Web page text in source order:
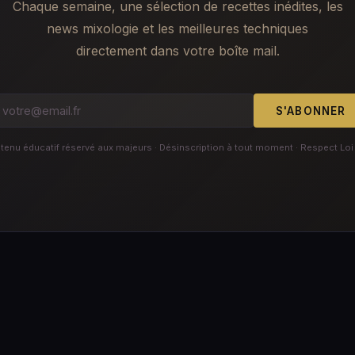
Chaque semaine, une sélection de recettes inédites, les
news mixologie et les meilleures techniques
directement dans votre boîte mail.
S'ABONNER
éducatif réservé aux majeurs · Désinscription à tout moment · Respect Loi